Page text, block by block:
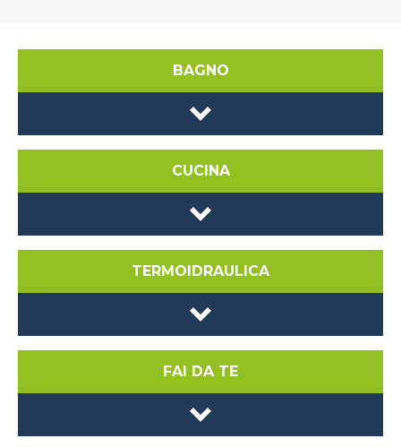
BAGNO
CUCINA
TERMOIDRAULICA
FAI DA TE